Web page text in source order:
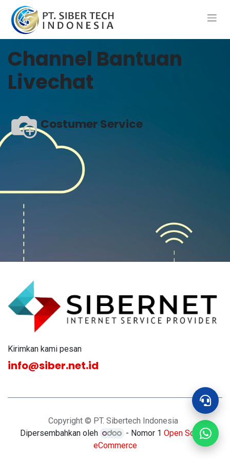
Channel Bantuan
Livechat
Costumer Service
Kirimkan kami pesan
info@siber.net.id
Copyright © PT. Sibertech Indonesia
Dipersembahkan oleh
- Nomor 1Open Source
eCommerce